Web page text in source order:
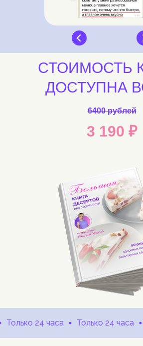
СТОИМОСТЬ
ДОСТУПНА
6400 рублей
3 190 ₽
24 часа Только 24 часа